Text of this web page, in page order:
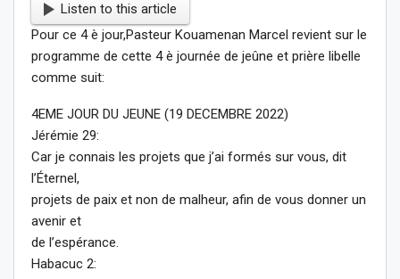
Listen to this article
Pour ce 4 è jour,Pasteur Kouamenan Marcel revient sur le
programme de cette 4 è journée de jeûne et prière libelle
comme suit:
4EME JOUR DU JEUNE (19 DECEMBRE 2022)
Jérémie 29:
Car je connais les projets que j’ai formés sur vous, dit
l’Éternel,
projets de paix et non de malheur, afin de vous donner un
avenir et
de l’espérance.
Habacuc 2: